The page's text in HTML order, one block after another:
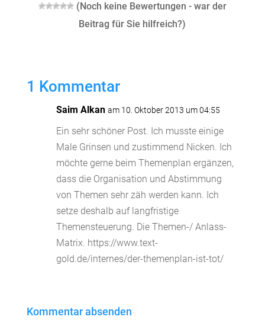
(Noch keine Bewertungen - war der
Beitrag für Sie hilfreich?)
1 Kommentar
Saim Alkan am 10. Oktober 2013 um 04:55
Ein sehr schöner Post. Ich musste einige
Male Grinsen und zustimmend Nicken. Ich
möchte gerne beim Themenplan ergänzen,
dass die Organisation und Abstimmung
von Themen sehr zäh werden kann. Ich
setze deshalb auf langfristige
Themensteuerung. Die Themen-/ Anlass-
Matrix. https://www.text-
gold.de/internes/der-themenplan-ist-tot/
Kommentar absenden